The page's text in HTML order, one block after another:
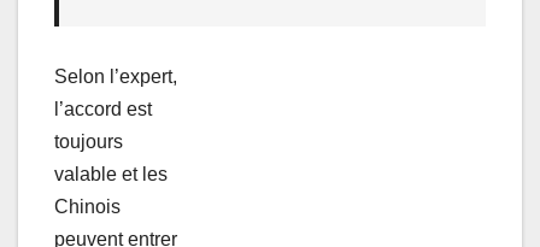
Selon l’expert,
l’accord est
toujours
valable et les
Chinois
peuvent entrer